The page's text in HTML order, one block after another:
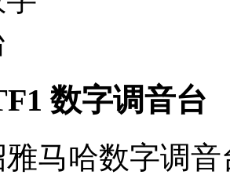
数字调音台
雅马哈数字调